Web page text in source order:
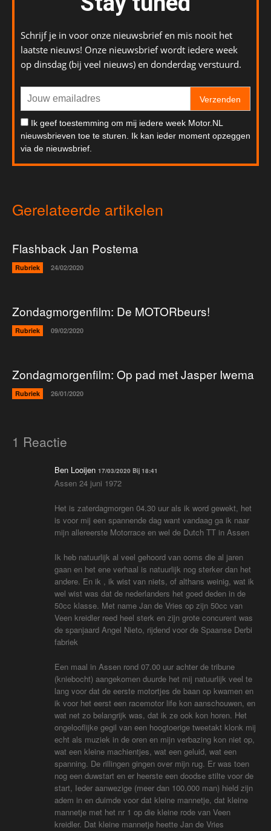
Schrijf je in voor onze nieuwsbrief en mis nooit het
laatste nieuws! Onze nieuwsbrief wordt iedere week
op dinsdag (bij veel nieuws) en donderdag verstuurd.
Verzenden
Ik geef toestemming om mij iedere week Motor.NL
nieuwsbrieven toe te sturen. Ik kan ieder moment opzeggen
via de nieuwsbrief.
Gerelateerde artikelen
Flashback Jan Postema
Rubriek 24/02/2020
Zondagmorgenfilm: De MOTORbeurs!
Rubriek 09/02/2020
Zondagmorgenfilm: Op pad met Jasper Iwema
Rubriek 26/01/2020
1 Reactie
Ben Looijen 17/03/2020 Bij 18:41
Assen 24 juni 1972
Het is zaterdagmorgen 04.30 uur als ik word gewekt, het
is voor mij een spannende dag want vandaag ga ik naar
mijn allereerste Motorrace en wel de Dutch TT in Assen
Ik heb natuurlijk al veel gehoord van ooms die al jaren
gaan en het ene verhaal is natuurlijk nog sterker dan het
andere. En ik , ik wist van niets, of althans weinig, wat ik
wel wist was dat de nederlanders het goed deden in de
50cc klasse. Met name Jan de Vries op zijn 50cc van
Veen kreidler reed heel sterk en zijn grote concurent was
de spanjaard Angel Nieto, rijdend voor de Spaanse Derbi
fabriek
Een maal in Assen rond 07.00 uur achter de tribune
(kniebocht) aangekomen duurde het mij natuurlijk veel te
lang voor dat de eerste motortjes de baan op kwamen en
ik voor het eerst een racemotor life kon aanschouwen, en
wat net zo belangrijk was, dat ik ze ook kon horen. Het
ongelooflijke gegil van een hoogtoerige tweetakt klonk mij
echt als muziek in de oren en mijn verbazing kon niet op,
wat een kleine machientjes, wat een geluid, wat een
spanning. De rillingen gingen over mijn rug. Er was toen
nog een duwstart en er heerste een doodse stilte voor de
start, Ieder aanwezige (meer dan 100.000 man) hield zijn
adem in en duimde voor dat kleine mannetje, dat kleine
mannetje met het nr 1 op die kleine rode van Veen
kreidler. Dat kleine mannetje heette Jan de Vries